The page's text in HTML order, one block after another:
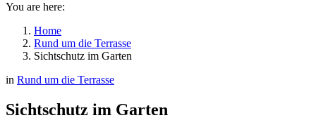
You are here:
Home
Rund um die Terrasse
Sichtschutz im Garten
in Rund um die Terrasse
Sichtschutz im Garten